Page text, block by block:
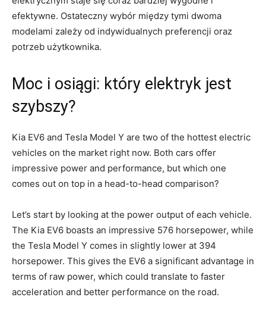
efektywne. Ostateczny⁢ wybór między tymi dwoma
modelami zależy od indywidualnych preferencji oraz
potrzeb ⁢użytkownika.
Moc i osiągi: który elektryk jest
szybszy?
Kia EV6 and Tesla Model Y‌ are‍ two of the ‍hottest electric
vehicles on the market right now. Both cars offer
impressive power and performance, but which one
comes out on ​top in a head-to-head ‌comparison?
Let’s start​ by looking at the power output of each vehicle.
The Kia EV6 boasts ⁢an impressive 576 horsepower, while
the Tesla Model Y comes in slightly ​lower at ⁤394
horsepower. ‌This gives the⁤ EV6 a significant advantage in
terms ⁢of raw power, which could translate to faster
acceleration and better performance on the road.